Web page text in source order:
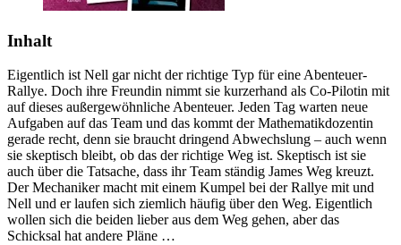
Inhalt
Eigentlich ist Nell gar nicht der richtige Typ für eine Abenteuer-
Rallye. Doch ihre Freundin nimmt sie kurzerhand als Co-Pilotin mit
auf dieses außergewöhnliche Abenteuer. Jeden Tag warten neue
Aufgaben auf das Team und das kommt der Mathematikdozentin
gerade recht, denn sie braucht dringend Abwechslung – auch wenn
sie skeptisch bleibt, ob das der richtige Weg ist. Skeptisch ist sie
auch über die Tatsache, dass ihr Team ständig James Weg kreuzt.
Der Mechaniker macht mit einem Kumpel bei der Rallye mit und
Nell und er laufen sich ziemlich häufig über den Weg. Eigentlich
wollen sich die beiden lieber aus dem Weg gehen, aber das
Schicksal hat andere Pläne …